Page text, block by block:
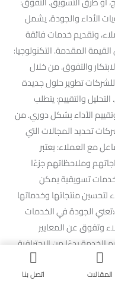
الأداء والجودة. يشمل
وتقديم خدمات فائقة
المقدمة. التكنولوجيا:
والتفوق. من خلال
تطوير حلول جديدة
والتقييم: يتطلب
وتقييم الأداء بشكل دوري. من
تحديد المجالات التي
مع العملاء: يعتبر
وملاحظاتهم جزءًا
تسويقية يمكن
منتجاتها وخدماتها
الجودة في الخدمات
وتفوق عن المعايير
بدءًا من الاحترافية
التي يحصل عليها
مختلفة مثل معدلاتالمقالات اتصل بنا